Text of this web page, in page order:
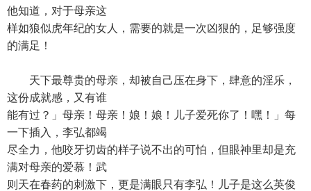
他知道，对于母亲这
样如狼似虎年纪的女人，需要的就是一次凶狠的，足够强度
的满足！
天下最尊贵的母亲，却被自己压在身下，肆意的淫乐，
这份成就感，又有谁
能有过？」母亲！母亲！娘！娘！儿子爱死你了！嘿！」每
一下插入，李弘都竭
尽全力，他咬牙切齿的样子说不出的可怕，但眼神里却是充
满对母亲的爱慕！武
则天在春药的刺激下，更是满眼只有李弘！儿子是这么英俊